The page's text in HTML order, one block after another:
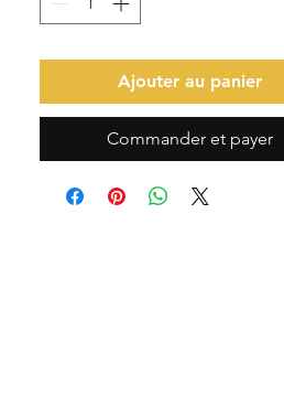
Ajouter au panier
Commander et payer